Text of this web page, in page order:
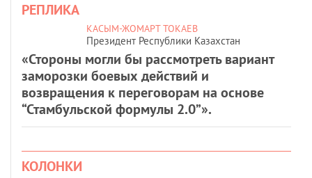
РЕПЛИКА
КАСЫМ-ЖОМАРТ ТОКАЕВ
Президент Республики Казахстан
«Стороны могли бы рассмотреть вариант
заморозки боевых действий и
возвращения к переговорам на основе
“Стамбульской формулы 2.0”».
КОЛОНКИ